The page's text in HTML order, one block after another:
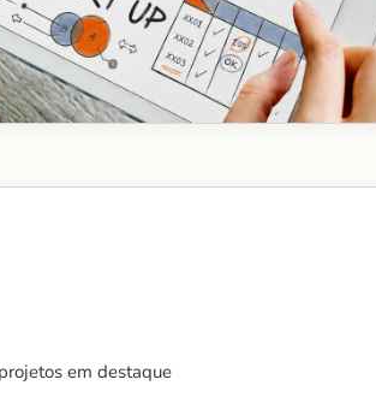
em destaque